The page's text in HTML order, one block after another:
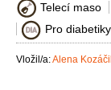
Telecí maso
Pro diabetiky
Vložil/a:Alena